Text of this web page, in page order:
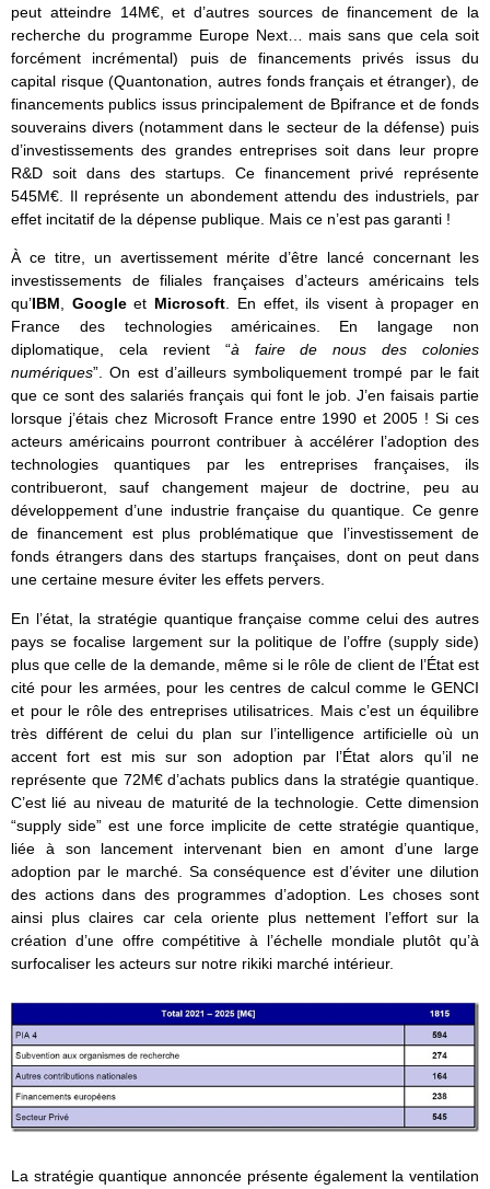
peut atteindre 14M€, et d’autres sources de financement de la
recherche du programme Europe Next… mais sans que cela soit
forcément incrémental) puis de financements privés issus du
capital risque (Quantonation, autres fonds français et étranger), de
financements publics issus principalement de Bpifrance et de fonds
souverains divers (notamment dans le secteur de la défense) puis
d’investissements des grandes entreprises soit dans leur propre
R&D soit dans des startups. Ce financement privé représente
545M€. Il représente un abondement attendu des industriels, par
effet incitatif de la dépense publique. Mais ce n’est pas garanti !
À ce titre, un avertissement mérite d’être lancé concernant les
investissements de filiales françaises d’acteurs américains tels
qu’IBM, Googleet Microsoft. En effet, ils visent à propager en
France des technologies américaines. En langage non
diplomatique, cela revient “à faire de nous des colonies
numériques”. On est d’ailleurs symboliquement trompé par le fait
que ce sont des salariés français qui font le job. J’en faisais partie
lorsque j’étais chez Microsoft France entre 1990 et 2005 ! Si ces
acteurs américains pourront contribuer à accélérer l’adoption des
technologies quantiques par les entreprises françaises, ils
contribueront, sauf changement majeur de doctrine, peu au
développement d’une industrie française du quantique. Ce genre
de financement est plus problématique que l’investissement de
fonds étrangers dans des startups françaises, dont on peut dans
une certaine mesure éviter les effets pervers.
En l’état, la stratégie quantique française comme celui des autres
pays se focalise largement sur la politique de l’offre (supply side)
plus que celle de la demande, même si le rôle de client de l’État est
cité pour les armées, pour les centres de calcul comme le GENCI
et pour le rôle des entreprises utilisatrices. Mais c’est un équilibre
très différent de celui du plan sur l’intelligence artificielle où un
accent fort est mis sur son adoption par l’État alors qu’il ne
représente que 72M€ d’achats publics dans la stratégie quantique.
C’est lié au niveau de maturité de la technologie. Cette dimension
“supply side” est une force implicite de cette stratégie quantique,
liée à son lancement intervenant bien en amont d’une large
adoption par le marché. Sa conséquence est d’éviter une dilution
des actions dans des programmes d’adoption. Les choses sont
ainsi plus claires car cela oriente plus nettement l’effort sur la
création d’une offre compétitive à l’échelle mondiale plutôt qu’à
surfocaliser les acteurs sur notre rikiki marché intérieur.
La stratégie quantique annoncée présente également la ventilation